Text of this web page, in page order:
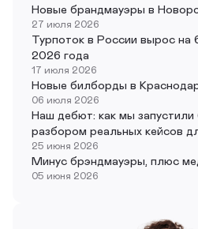
Новые брандмауэры в
27 июля 2026
Турпоток в России вырос на
2026 года
17 июля 2026
Новые билборды в
06 июля 2026
Наш дебют: как мы запустили
разбором реальных кейсов
25 июня 2026
Минус брэндмауэры, плюс
05 июня 2026